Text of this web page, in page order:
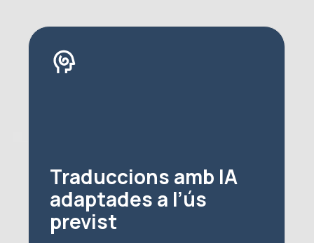
Traduccions amb IA
adaptades a l’ús
previst